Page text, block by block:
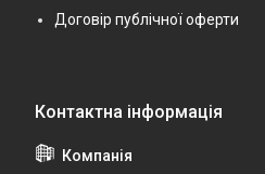
Договір публічної оферти